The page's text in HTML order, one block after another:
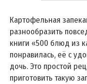
Картофельная
разнообразить
книги «500 блюд из
понравилась, её с
дочь. Это простой
приготовить такую